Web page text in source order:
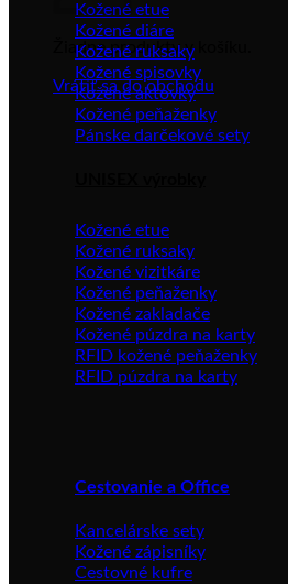
Žiadne produkty v košíku.
Vrátiť sa do obchodu
Kožené etue
Kožené diáre
Kožené ruksaky
Kožené spisovky
Kožené aktovky
Kožené peňaženky
Pánske darčekové sety
Kožené etue
Kožené ruksaky
Kožené vizitkáre
Kožené peňaženky
Kožené zakladače
Kožené púzdra na karty
RFID kožené peňaženky
RFID púzdra na karty
Cestovanie a Office
Kancelárske sety
Kožené zápisníky
Cestovné kufre